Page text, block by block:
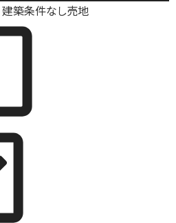
築条件なし売地